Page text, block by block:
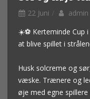
22 Juni
admin
☀️⚽ Kerteminde Cup
at blive spillet i
Husk solcreme og
væske. Trænere og
øje med egne